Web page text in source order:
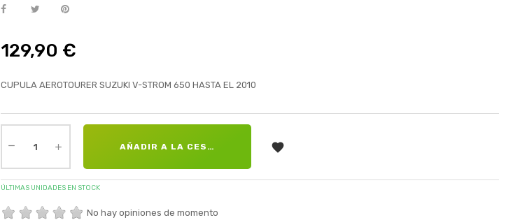
129,90 €
CUPULA AEROTOURER SUZUKI V-STROM 650 HASTA EL 2010
AÑADIR A LA CESTA 
ÚLTIMAS UNIDADES EN STOCK
No hay opiniones de momento